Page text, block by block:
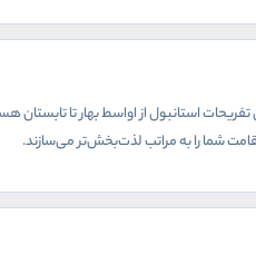
استانبول از اواسط بهار تا
شما را به مراتب لذت‌بخش‌تر می‌سازند.